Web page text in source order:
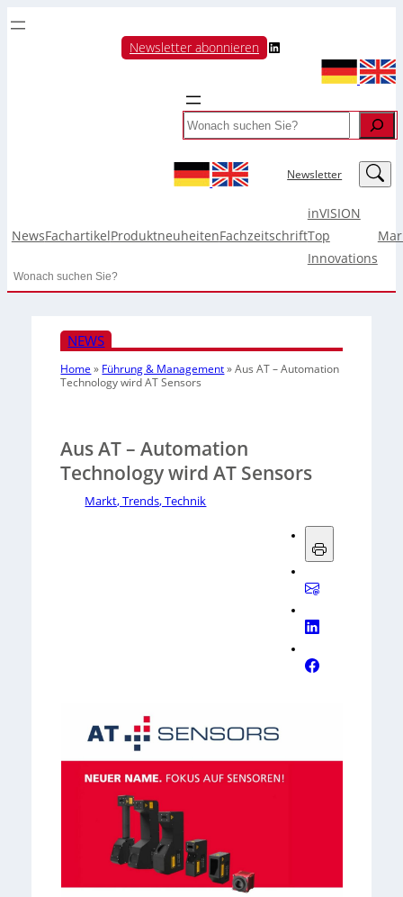
Newsletter abonnieren LinkedIn
Search
Newsletter LinkedIn
NewsFachartikelProduktneuheitenFachzeitschrift
inVISION
Top
Innovations
Search
NEWS
Home » Führung & Management»Aus AT – Automation
Technology wird AT Sensors
Aus AT – Automation
Technology wird AT Sensors
Markt, Trends, Technik